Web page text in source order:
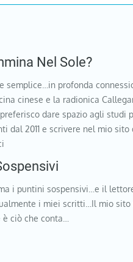
Nel Sole?
semplice…in profonda
cinese e la radionica
dare spazio agli studi
dal 2011 e scrivere nel mio
i puntini sospensivi…e il
i miei scritti…Il mio
ciò che conta…